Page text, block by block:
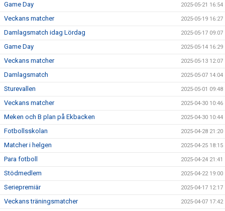
Game Day 2025-05-21 16:54
Veckans matcher 2025-05-19 16:27
Damlagsmatch idag Lördag 2025-05-17 09:07
Game Day 2025-05-14 16:29
Veckans matcher 2025-05-13 12:07
Damlagsmatch 2025-05-07 14:04
Sturevallen 2025-05-01 09:48
Veckans matcher 2025-04-30 10:46
Meken och B plan på Ekbacken 2025-04-30 10:44
Fotbollsskolan 2025-04-28 21:20
Matcher i helgen 2025-04-25 18:15
Para fotboll 2025-04-24 21:41
Stödmedlem 2025-04-22 19:00
Seriepremiär 2025-04-17 12:17
Veckans träningsmatcher 2025-04-07 17:42